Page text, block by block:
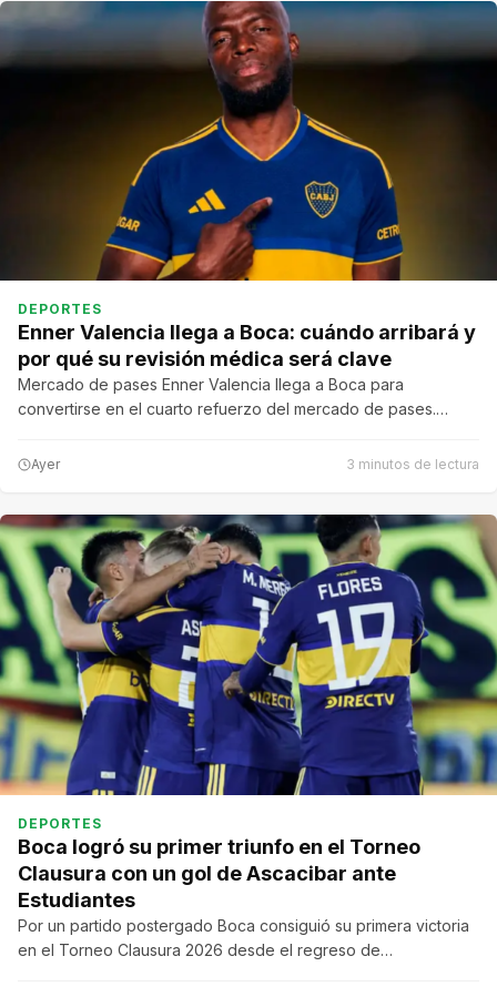
DEPORTES
Enner Valencia llega a Boca: cuándo arribará y
por qué su revisión médica será clave
Mercado de pases Enner Valencia llega a Boca para
convertirse en el cuarto refuerzo del mercado de pases.…
Ayer 3 minutos de lectura
DEPORTES
Boca logró su primer triunfo en el Torneo
Clausura con un gol de Ascacibar ante
Estudiantes
Por un partido postergado Boca consiguió su primera victoria
en el Torneo Clausura 2026 desde el regreso de…